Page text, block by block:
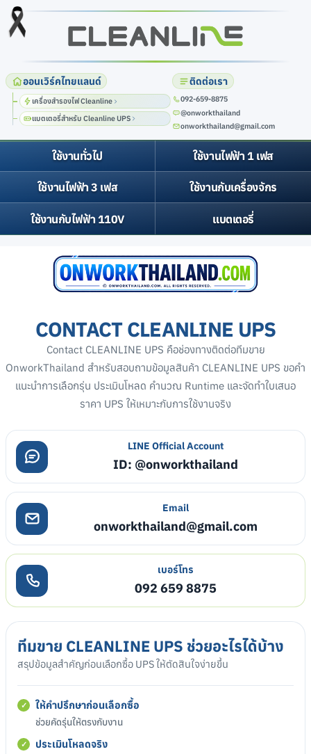
ออนเวิร์คไทยแลนด์
เครื่องสำรองไฟ Cleanline
แบตเตอรี่สำหรับ Cleanline UPS
ติดต่อเรา
@onworkthailand
onworkthailand@gmail.com
ใช้งานทั่วไป ใช้งานไฟฟ้า 1 เฟส
ใช้งานไฟฟ้า 3 เฟส ใช้งานกับเครื่องจักร
ใช้งานกับไฟฟ้า 110V แบตเตอรี่
CONTACT CLEANLINE UPS
Contact CLEANLINE UPS คือช่องทางติดต่อทีมขาย
OnworkThailand สำหรับสอบถามข้อมูลสินค้า CLEANLINE UPS ขอคำ
แนะนำการเลือกรุ่น ประเมินโหลด คำนวณ Runtime และจัดทำใบเสนอ
ราคา UPS ให้เหมาะกับการใช้งานจริง
LINE Official Account
ID: @onworkthailand
Email
onworkthailand@gmail.com
เบอร์โทร
092 659 8875
ทีมขาย CLEANLINE UPS ช่วยอะไรได้บ้าง
สรุปข้อมูลสำคัญก่อนเลือกซื้อ UPS ให้ตัดสินใจง่ายขึ้น
ให้คำปรึกษาก่อนเลือกซื้อ
ช่วยคัดรุ่นให้ตรงกับงาน
ประเมินโหลดจริง